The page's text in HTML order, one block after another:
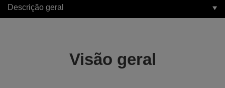
Descrição geral
Visão geral